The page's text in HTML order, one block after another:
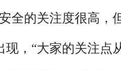
全的关注度很高，
现，“大家的关注点